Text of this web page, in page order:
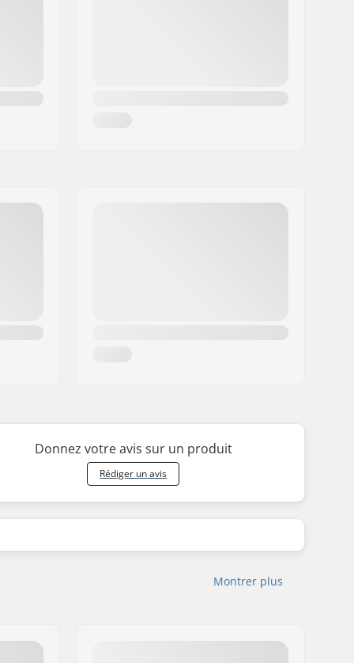
Donnez votre avis sur un produit
Rédiger un avis
Montrer plus